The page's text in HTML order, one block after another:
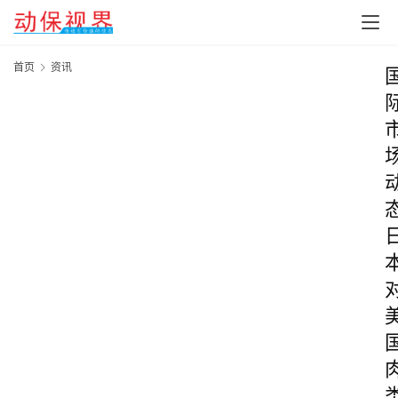
首页 资讯